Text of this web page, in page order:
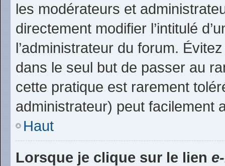
les modérateurs et
directement modifier l’intitulé
l’administrateur du forum.
dans le seul but de passer au
cette pratique est rarement
administrateur) peut facilement
Haut
Lorsque je clique sur le lien